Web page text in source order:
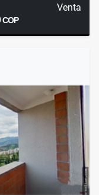
Venta
COP